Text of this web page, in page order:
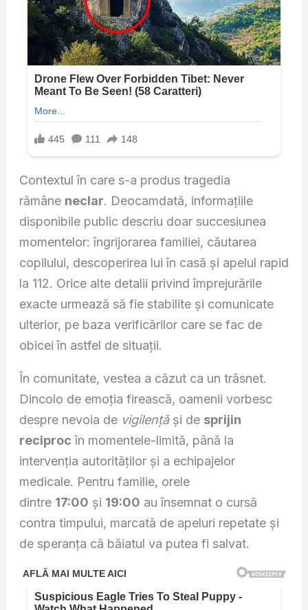
Contextul în care s-a produs tragedia
rămâne neclar. Deocamdată, informațiile
disponibile public descriu doar succesiunea
momentelor: îngrijorarea familiei, căutarea
copilului, descoperirea lui în casă și apelul rapid
la 112. Orice alte detalii privind împrejurările
exacte urmează să fie stabilite și comunicate
ulterior, pe baza verificărilor care se fac de
obicei în astfel de situații.
În comunitate, vestea a căzut ca un trăsnet.
Dincolo de emoția firească, oamenii vorbesc
despre nevoia de vigilențăși de sprijin
reciproc în momentele-limită, până la
intervenția autorităților și a echipajelor
medicale. Pentru familie, orele
dintre 17:00 și 19:00 au însemnat o cursă
contra timpului, marcată de apeluri repetate și
de speranța că băiatul va putea fi salvat.